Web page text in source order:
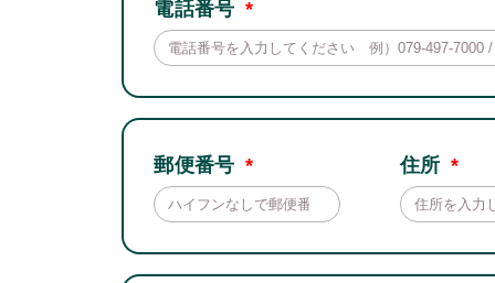
電話番号
郵便番号 住所